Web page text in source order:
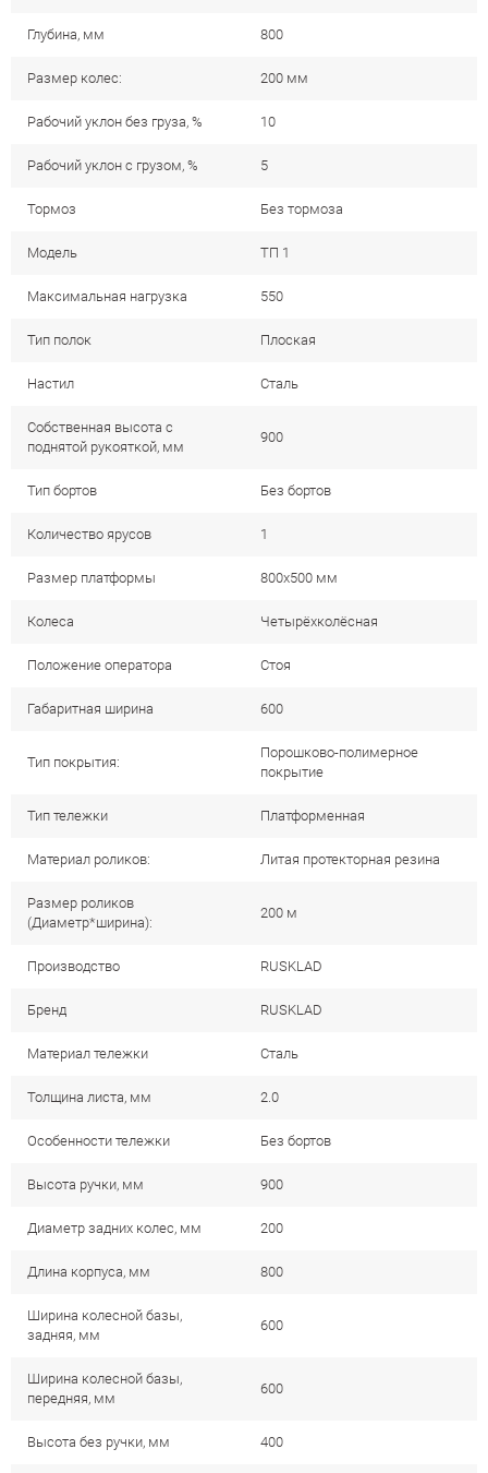
Глубина, мм 800
Размер колес: 200 мм
Рабочий уклон без груза, % 10
Рабочий уклон с грузом, % 5
Тормоз Без тормоза
Модель ТП 1
Максимальная нагрузка 550
Тип полок Плоская
Настил Сталь
Собственная высота с
поднятой рукояткой, мм
900
Тип бортов Без бортов
Количество ярусов 1
Размер платформы 800x500 мм
Колеса Четырёхколёсная
Положение оператора Стоя
Габаритная ширина 600
Тип покрытия:
Порошково-полимерное
покрытие
Тип тележки Платформенная
Материал роликов: Литая протекторная резина
Размер роликов
(Диаметр*ширина):
200 м
Производство RUSKLAD
Бренд RUSKLAD
Материал тележки Сталь
Толщина листа, мм 2.0
Особенности тележки Без бортов
Высота ручки, мм 900
Диаметр задних колес, мм 200
Длина корпуса, мм 800
Ширина колесной базы,
задняя, мм
600
Ширина колесной базы,
передняя, мм
600
Высота без ручки, мм 400